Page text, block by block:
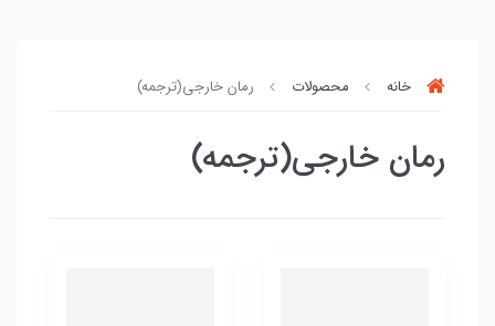
خانه محصولات رمان خارجی(ترجمه)
رمان خارجی(ترجمه)